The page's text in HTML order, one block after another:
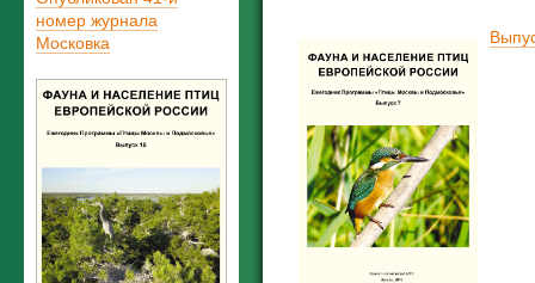
номер журнала
Московка